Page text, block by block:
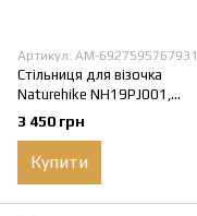
Артикул: AM-6927595767931
Стільниця для візочка
Naturehike NH19PJ001,
поліетилен
3 450 грн
Купити